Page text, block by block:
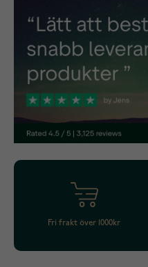
Fri frakt över 1000kr